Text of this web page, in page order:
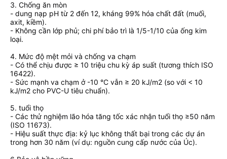
3. Chống ăn mòn
- dung nạp pH từ 2 đến 12, kháng 99% hóa chất đất (muối,
axit, kiềm).
- Không cần lớp phủ; chi phí bảo trì là 1/5-1/10 của ống kim
loại.
4. Mức độ mệt mỏi và chống va chạm
- Có thể chịu được ≥ 10 triệu chu kỳ áp suất (tương thích ISO
16422).
- Sức mạnh va chạm ở -10 °C vẫn ≥ 20 kJ/m2 (so với < 10
kJ/m2 cho PVC-U tiêu chuẩn).
5. tuổi thọ
- Các thử nghiệm lão hóa tăng tốc xác nhận tuổi thọ ≥50 năm
(ISO 11673).
- Hiệu suất thực địa: kỷ lục không thất bại trong các dự án
trong hơn 30 năm (ví dụ: nguồn cung cấp nước của Úc).